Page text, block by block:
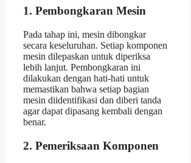
1. Pembongkaran Mesin
Pada tahap ini, mesin dibongkar
secara keseluruhan. Setiap komponen
mesin dilepaskan untuk diperiksa
lebih lanjut. Pembongkaran ini
dilakukan dengan hati-hati untuk
memastikan bahwa setiap bagian
mesin diidentifikasi dan diberi tanda
agar dapat dipasang kembali dengan
benar.
2. Pemeriksaan Komponen